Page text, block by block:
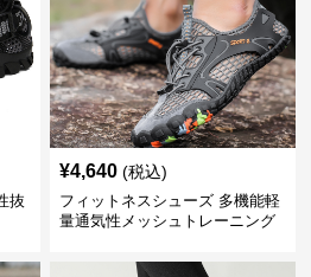
抜
¥4,640 (税込)
フィットネスシューズ 多機能軽
量通気性メッシュトレーニング